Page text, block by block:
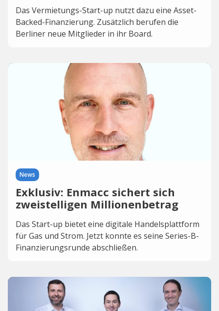
Das Vermietungs-Start-up nutzt dazu eine Asset-
Backed-Finanzierung. Zusätzlich berufen die
Berliner neue Mitglieder in ihr Board.
News
Exklusiv: Enmacc sichert sich
zweistelligen Millionenbetrag
Das Start-up bietet eine digitale Handelsplattform
für Gas und Strom. Jetzt konnte es seine Series-B-
Finanzierungsrunde abschließen.